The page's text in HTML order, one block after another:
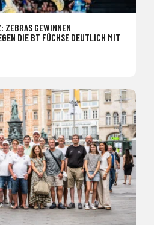
ZEBRAS GEWINNEN
DIE BT FÜCHSE DEUTLICH MIT